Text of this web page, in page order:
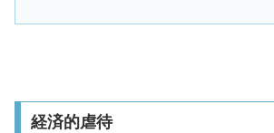
経済的虐待